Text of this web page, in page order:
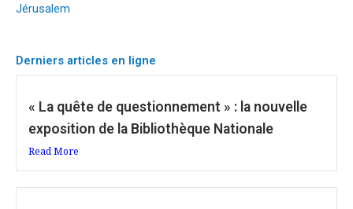
Jérusalem
Derniers articles en ligne
« La quête de questionnement » : la nouvelle
exposition de la Bibliothèque Nationale
Read More